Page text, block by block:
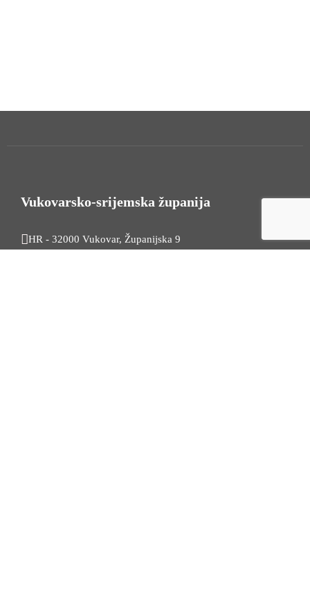
Vukovarsko-srijemska županija
HR - 32000 Vukovar, Županijska 9